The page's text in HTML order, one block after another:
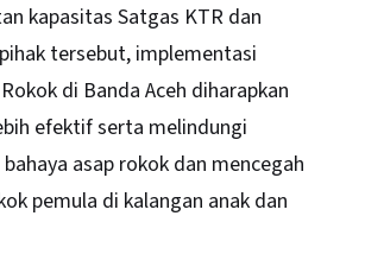
kapasitas Satgas KTR dan
tersebut, implementasi
di Banda Aceh diharapkan
efektif serta melindungi
asap rokok dan mencegah
pemula di kalangan anak dan